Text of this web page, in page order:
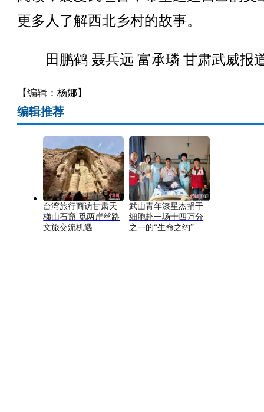
更多人了解西北乡村的故事。
田鹏鹤 聂兵远 富承璘 甘肃武威报
【编辑：杨娜】
编辑推荐
台湾旅行商访甘肃天
梯山石窟 觅两岸丝路
文旅交流机遇
武山青年漆星杰捐干
细胞赴一场十四万分
之一的“生命之约”